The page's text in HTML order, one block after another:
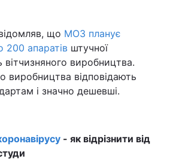
що МОЗ планує
200 апаратів штучної
вітчизняного виробництва.
виробництва відповідають
і значно дешевші.
- як відрізнити від